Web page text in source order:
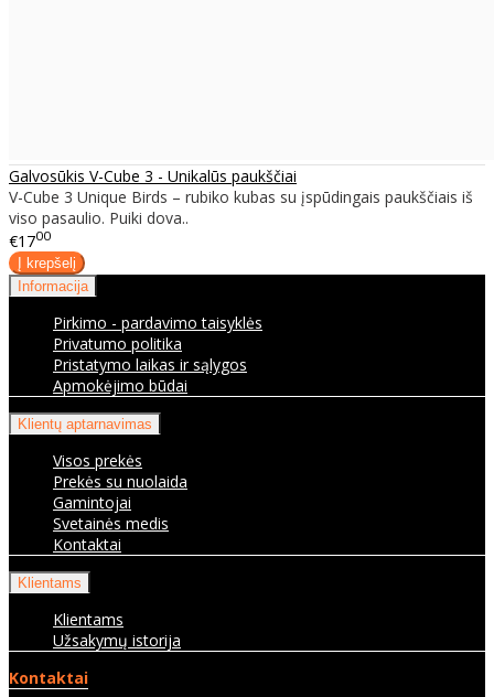
Galvosūkis V-Cube 3 - Unikalūs paukščiai
V-Cube 3 Unique Birds – rubiko kubas su įspūdingais paukščiais iš
viso pasaulio. Puiki dova..
€1700
Informacija
Pirkimo - pardavimo taisyklės
Privatumo politika
Pristatymo laikas ir sąlygos
Apmokėjimo būdai
Klientų aptarnavimas
Visos prekės
Prekės su nuolaida
Gamintojai
Svetainės medis
Kontaktai
Klientams
Klientams
Užsakymų istorija
Kontaktai